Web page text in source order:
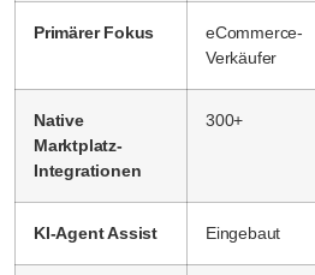
Primärer Fokus
eCommerce-
Verkäufer
Native
Marktplatz-
Integrationen
300+
KI-Agent Assist Eingebaut